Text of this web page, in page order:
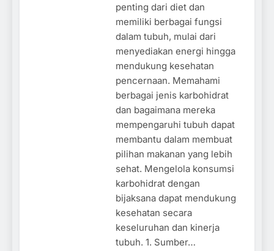
penting dari diet dan
memiliki berbagai fungsi
dalam tubuh, mulai dari
menyediakan energi hingga
mendukung kesehatan
pencernaan. Memahami
berbagai jenis karbohidrat
dan bagaimana mereka
mempengaruhi tubuh dapat
membantu dalam membuat
pilihan makanan yang lebih
sehat. Mengelola konsumsi
karbohidrat dengan
bijaksana dapat mendukung
kesehatan secara
keseluruhan dan kinerja
tubuh. 1. Sumber…